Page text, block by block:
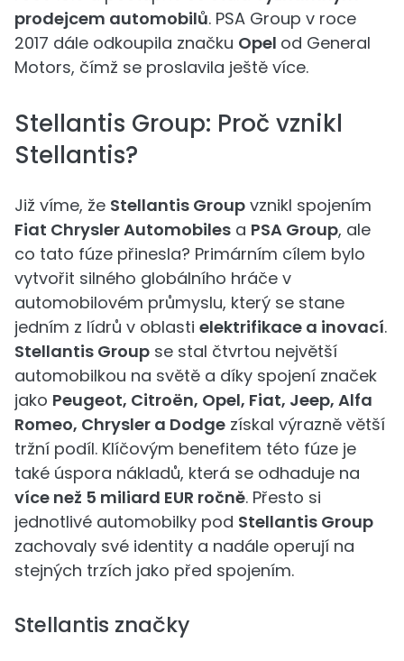
prodejcem automobilů. PSA Group v roce
2017 dále odkoupila značku Opel od General
Motors, čímž se proslavila ještě více.
Stellantis Group: Proč vznikl
Stellantis?
Již víme, že Stellantis Group vznikl spojením
Fiat Chrysler Automobiles a PSA Group, ale
co tato fúze přinesla? Primárním cílem bylo
vytvořit silného globálního hráče v
automobilovém průmyslu, který se stane
jedním z lídrů v oblasti elektrifikace a inovací.
Stellantis Group se stal čtvrtou největší
automobilkou na světě a díky spojení značek
jako Peugeot, Citroën, Opel, Fiat, Jeep, Alfa
Romeo, Chrysler a Dodge získal výrazně větší
tržní podíl. Klíčovým benefitem této fúze je
také úspora nákladů, která se odhaduje na
více než 5 miliard EUR ročně. Přesto si
jednotlivé automobilky pod Stellantis Group
zachovaly své identity a nadále operují na
stejných trzích jako před spojením.
Stellantis značky